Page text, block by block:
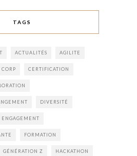
TAGS
ACTUALITÉS AGILITE
CORP CERTIFICATION
DIVERSITÉ
ENGAGEMENT
FORMATION
GÉNÉRATION Z HACKATHON